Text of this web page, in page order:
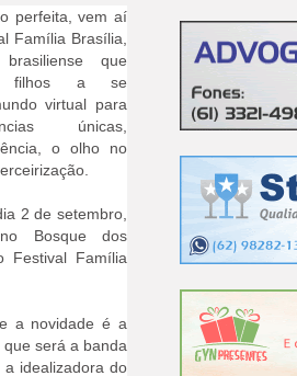
perfeita, vem aí
Família Brasília,
que
filhos a se
virtual para
únicas,
o olho no
2 de setembro,
Bosque dos
Festival Família
a novidade é a
será a banda
a idealizadora do